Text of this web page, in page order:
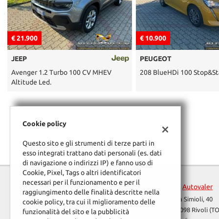
€ 21.900
JEEP
Avenger 1.2 Turbo 100 CV MHEV
Altitude Led.
€ 10.900
PEUGEOT
208 BlueHDi 100
Autovaler
Via Simioli, 40
10098 Rivoli
Cookie policy
Questo sito e gli strumenti di terze parti in
esso integrati trattano dati personali (es. dati
di navigazione o indirizzi IP) e fanno uso di
Cookie, Pixel, Tags o altri identificatori
necessari per il funzionamento e per il
raggiungimento delle finalità descritte nella
cookie policy, tra cui il miglioramento delle
funzionalità del sito e la pubblicità
tracciamento
che
adottiamo
per
offrire
le
funzionalità
e
svolgere
attività
seguito
ottenere
maggiori
informazioni
sull'utilità
funzionamento